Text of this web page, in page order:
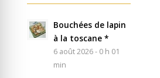
Bouchées de lapin
à la toscane *
6 août 2026 - 0 h 01
min